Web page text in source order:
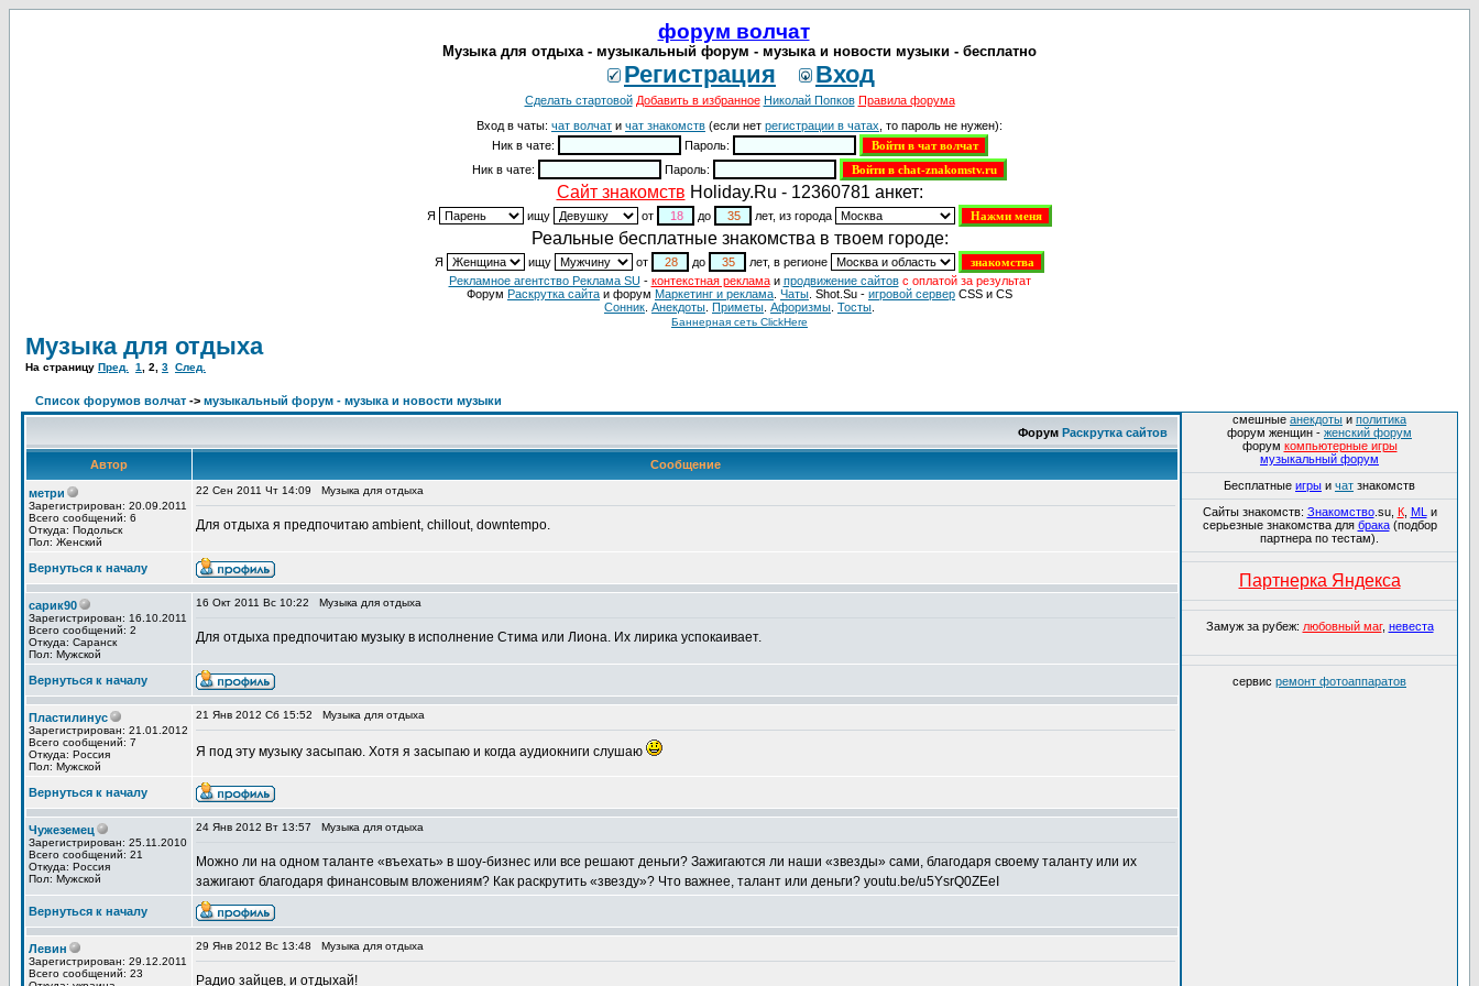
форум волчат
Музыка для отдыха - музыкальный форум - музыка и новости музыки - бесплатно
Регистрация Вход
Сделать стартовой Добавить в избранное Николай Попков Правила форума
Вход в чаты: чат волчат и чат знакомств (если нет регистрации в чатах , то пароль не нужен):
Ник в чате:
Пароль:
Ник в чате:
Пароль:
Cайт знакомств Holiday.Ru - 12360781 анкет:
Я ищу от до лет, из города
Реальные бесплатные знакомства в твоем городе:
Я ищу от до
лет, в регионе
Рекламное агентство Реклама SU- контекстная рекламаи продвижение сайтов с оплатой за результат
Форум Раскрутка сайта и форум Маркетинг и реклама Чаты . Shot.Su - игровой сервер CSS и CS
Сонник Анекдоты Приметы Aфоризмы Тосты
Баннерная сеть ClickHere
Музыка для отдыха
На страницу Пред. 1 2 3 След.
Список форумов волчат -> музыкальный форум - музыка и новости музыки
Форум Раскрутка сайтов
Автор Сообщение
метри
Зарегистрирован: 20.09.2011
Всего сообщений: 6
Откуда: Подольск
Пол: Женский
22 Сен 2011 Чт 14:09 Музыка для отдыха
Для отдыха я предпочитаю ambient, chillout, downtempo.
Вернуться к началу
сарик90
Зарегистрирован: 16.10.2011
Всего сообщений: 2
Откуда: Саранск
Пол: Мужской
16 Окт 2011 Вс 10:22 Музыка для отдыха
Для отдыха предпочитаю музыку в исполнение Стима или Лиона. Их лирика успокаивает.
Вернуться к началу
Пластилинус
Зарегистрирован: 21.01.2012
Всего сообщений: 7
Откуда: Россия
Пол: Мужской
21 Янв 2012 Сб 15:52 Музыка для отдыха
Я под эту музыку засыпаю. Хотя я засыпаю и когда аудиокниги слушаю
Вернуться к началу
Чужеземец
Зарегистрирован: 25.11.2010
Всего сообщений: 21
Откуда: Россия
Пол: Мужской
24 Янв 2012 Вт 13:57 Музыка для отдыха
Можно ли на одном таланте «въехать» в шоу-бизнес или все решают деньги? Зажигаются ли наши «звезды» сами, благодаря своему таланту или их
зажигают благодаря финансовым вложениям? Как раскрутить «звезду»? Что важнее, талант или деньги? youtu.be/u5YsrQ0ZEeI
Вернуться к началу
Левин
Зарегистрирован: 29.12.2011
Всего сообщений: 23
29 Янв 2012 Вс 13:48 Музыка для отдыха
Радио зайцев, и отдыхай!
смешные анекдоты и политика
форум женщин - женский форум
форум компьютерные игры
музыкальный форум
Бесплатные игры и чат знакомств
Сайты знакомств: Знакомство.su, К, ML и
серьезные знакомства для брака(подбор
партнера по тестам).
Партнерка Яндекса
Замуж за рубеж: любовный маг, невеста
сервис ремонт фотоаппаратов